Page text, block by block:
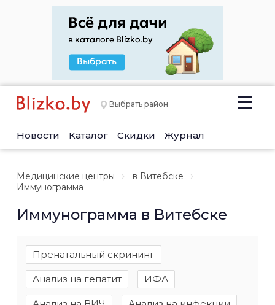
Выбрать район
Новости Каталог Скидки Журнал
Медицинские центры
в Витебске
Иммунограмма
Иммунограмма в Витебске
Пренатальный скрининг
Анализ на гепатит ИФА